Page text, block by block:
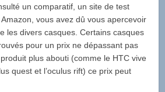
un comparatif, un site de test
vous avez dû vous apercevoir
les divers casques. Certains casques
pour un prix ne dépassant pas
plus abouti (comme le HTC vive
quest et l’oculus rift) ce prix peut